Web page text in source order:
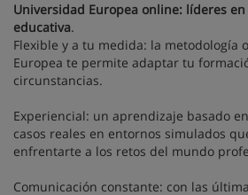
Universidad Europea online: líderes
educativa.
Flexible y a tu medida: la metodología
Europea te permite adaptar tu
circunstancias.
Experiencial: un aprendizaje basado
casos reales en entornos simulados
enfrentarte a los retos del mundo
Comunicación constante: con las